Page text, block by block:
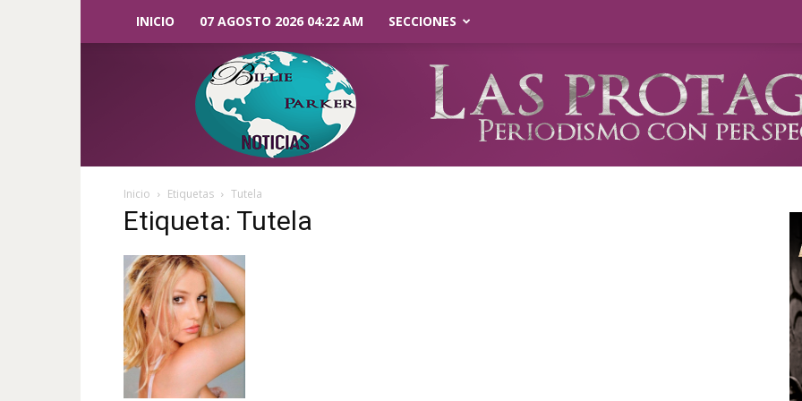
INICIO 07 AGOSTO 2026 04:22 AM SECCIONES
Parker
Noticias
Inicio Etiquetas Tutela
Etiqueta: Tutela